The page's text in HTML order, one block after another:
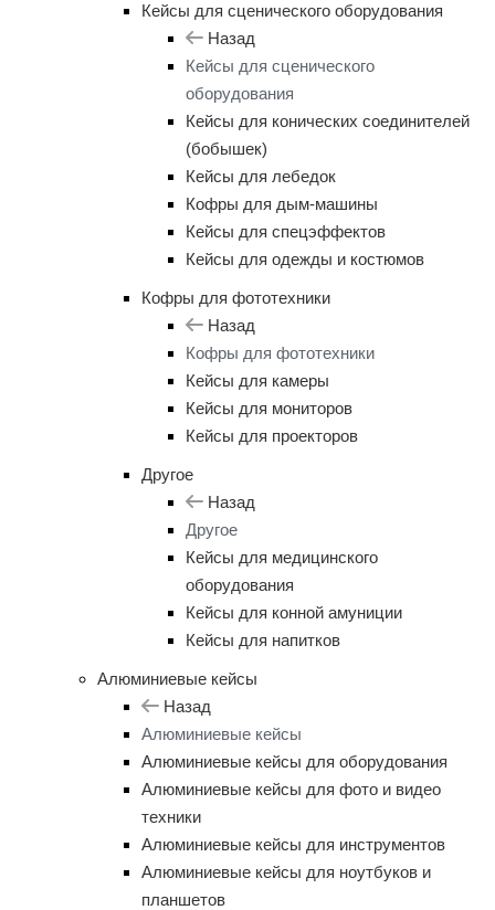
Кейсы для сценического оборудования
Назад
Кейсы для сценического
оборудования
Кейсы для конических соединителей
(бобышек)
Кейсы для лебедок
Кофры для дым-машины
Кейсы для спецэффектов
Кейсы для одежды и костюмов
Кофры для фототехники
Назад
Кофры для фототехники
Кейсы для камеры
Кейсы для мониторов
Кейсы для проекторов
Другое
Назад
Другое
Кейсы для медицинского
оборудования
Кейсы для конной амуниции
Кейсы для напитков
Алюминиевые кейсы
Назад
Алюминиевые кейсы
Алюминиевые кейсы для оборудования
Алюминиевые кейсы для фото и видео
техники
Алюминиевые кейсы для инструментов
Алюминиевые кейсы для ноутбуков и
планшетов